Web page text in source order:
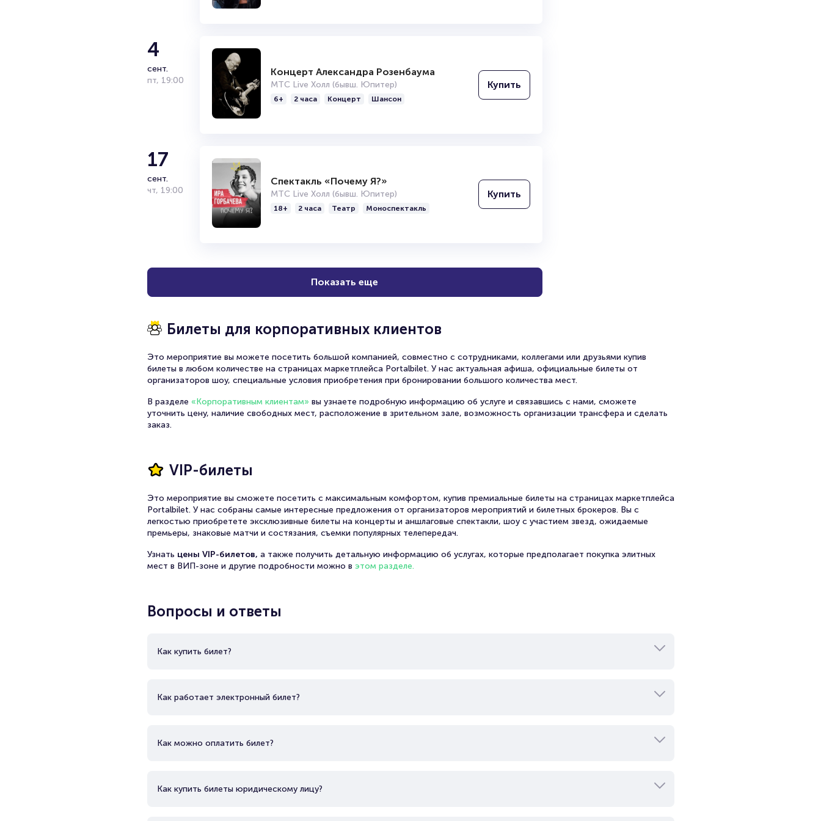
4
сент.
пт, 19:00
Концерт Александра Розенбаума
МТС Live Холл (бывш. Юпитер)
6+ 2 часа Концерт Шансон
Купить
17
сент.
чт, 19:00
Спектакль «Почему Я?»
МТС Live Холл (бывш. Юпитер)
18+ 2 часа Театр Моноспектакль
Купить
Показать еще
Билеты для корпоративных клиентов
Это мероприятие вы можете посетить большой компанией, совместно с сотрудниками, коллегами или друзьями купив
билеты в любом количестве на страницах маркетплейса Portalbilet. У нас актуальная афиша, официальные билеты от
организаторов шоу, специальные условия приобретения при бронировании большого количества мест.
В разделе «Корпоративным клиентам» вы узнаете подробную информацию об услуге и связавшись с нами, сможете
уточнить цену, наличие свободных мест, расположение в зрительном зале, возможность организации трансфера и сделать
заказ.
VIP-билеты
Это мероприятие вы сможете посетить с максимальным комфортом, купив премиальные билеты на страницах маркетплейса
Portalbilet. У нас собраны самые интересные предложения от организаторов мероприятий и билетных брокеров. Вы с
легкостью приобретете эксклюзивные билеты на концерты и аншлаговые спектакли, шоу с участием звезд, ожидаемые
премьеры, знаковые матчи и состязания, съемки популярных телепередач.
Узнать цены VIP-билетов, а также получить детальную информацию об услугах, которые предполагает покупка элитных
мест в ВИП-зоне и другие подробности можно в этом разделе.
Вопросы и ответы
Как купить билет?
Как работает электронный билет?
Как можно оплатить билет?
Как купить билеты юридическому лицу?